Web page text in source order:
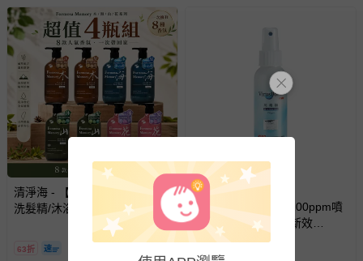
助取消退款事宜。
商品如因「價格、組合」等錯誤原因，導致無法安排出貨，
會主動以簡訊及mail通知訂單取消事宜，並將提供適當補
償。
清淨海 - 【清淨海】森山島讀
洗髮精/沐浴露-超值4瓶組
(750ml/瓶)-(木/海)
63折
滿1500元贈好禮
病毒崩 VirusBom - 100ppm噴
劑隨身瓶-公司貨/最新效
期-100ml